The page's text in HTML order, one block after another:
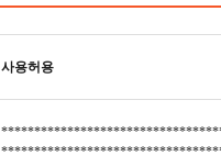
사용허용